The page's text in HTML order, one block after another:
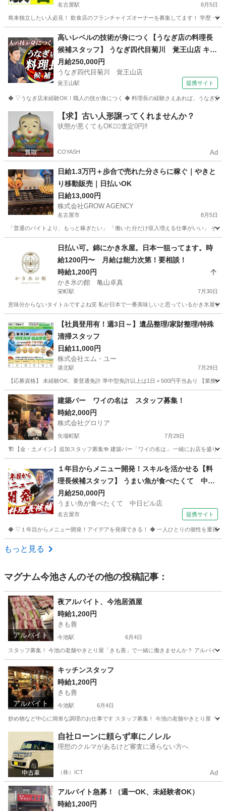
名古屋駅 8月5日
将来独立したい人必見！ 飲食店のフランチャイズオーナーを募集してます！ 学歴・
名古屋駅 その他 1LDK
高いレベルの技術が身につく【うなぎ店の料理長
候補スタッフ】 うなぎ四代目菊川 覚王山店 キッ
チンスタッフ
月給250,000円
うなぎ四代目菊川 覚王山店
覚王山駅 提携サイト
◆ ▽うなぎ店未経験OK！職人の技が身につく ◆ 料理長の経験さえあれば、うなぎ店
名古屋市 覚王山駅 キッチン
【求】古い人形譲ってくれませんか？
状態が悪くてもOK🙆‍♀️査定0円‼️
COYASH Ad
日給1.3万円＋歩合で売れた分さらに稼ぐ｜やきと
り移動販売｜日払いOK
日給13,000円
株式会社GROW AGENCY
名古屋市 8月5日
「普通のバイトより、もっと稼ぎたい」 「働いた分だけ収入増える仕事がいい」 そ
その他 移動販売
日払い可。錦にかき氷屋。日本一狙ってます。時
給1200円〜 月給は能力次第！要相談！
時給1,200円
かき氷の館 亀山卓真
栄町駅 7月30日
意味分からないタイトルですよね笑 私が日本で一番美味しいと思っているかき氷屋
栄町駅 飲食 時給
【社員登用有！週3日～】遺品整理/家財整理/特殊
清掃スタッフ
日給11,000円
株式会社エム・ユー
港北駅 7月29日
【応募資格】 未経験OK、要普通免許 準中型免許以上は1日＋500円手当あり 【業務
愛知 名古屋市 港北駅 飲食 スタッフ
建築バー ワイの名は スタッフ募集！
時給2,000円
株式会社グロリア
矢場町駅 7月29日
🏗️【金・土メイン】追加スタッフ募集🍻 建築バー「ワイの名は」 一緒にお店を盛り
矢場町駅 スタッフ
１年目からメニュー開発！スキルを活かせる【料
理長候補スタッフ】 うまい魚が食べたくて 中日
ビル店 キッチンスタッフ
月給250,000円
うまい魚が食べたくて 中日ビル店
名古屋市 提携サイト
◆ ▽１年目からメニュー開発！アイデアを発揮できる！ ◆ 一人ひとりの個性を重視し
愛知 名古屋市
もっと見る
マグナム今池さんのその他の投稿記事：
アルバイト
夜アルバイト、今池居酒屋
時給1,200円
きも善
今池駅 6月4日
スタッフ募集！ 今池の老舗やきとり屋「きも善」で一緒に働きませんか？ アルバイ
愛知 名古屋市 今池駅
アルバイト
キッチンスタッフ
時給1,200円
きも善
今池駅 6月4日
炒め物など中心に簡単な調理のお仕事です スタッフ募集！ 今池の老舗やきとり屋「
今池駅 居酒屋 スタッフ
自社ローンに頼らず車にノレル
理想のクルマがあるけど審査に通らない方へ
（株）ICT Ad
アルバイト急募！（週一OK、未経験者OK）
時給1,200円